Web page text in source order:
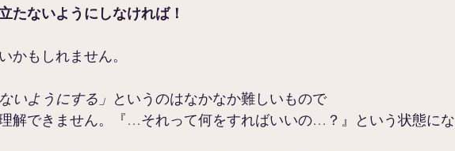
たないようにしなければ！
かもしれません。
いようにする」 というのはなかなか難しいもので
理解できません。『…それって何をすればいいの…？』という状態にな